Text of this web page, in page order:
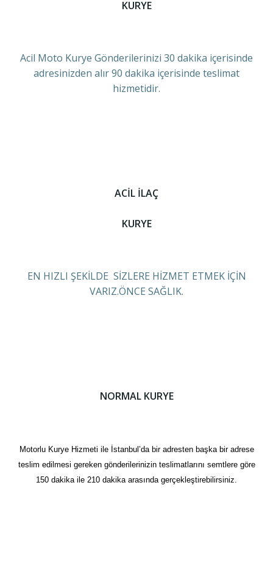
KURYE
Acil Moto Kurye Gönderilerinizi 30 dakika içerisinde
adresinizden alır 90 dakika içerisinde teslimat
hizmetidir.
ACİL İLAÇ
KURYE
EN HIZLI ŞEKİLDE SİZLERE HİZMET ETMEK İÇİN
VARIZ.ÖNCE SAĞLIK.
NORMAL KURYE
Motorlu Kurye Hizmeti ile İstanbul’da bir adresten başka bir adrese
teslim edilmesi gereken gönderilerinizin teslimatlarını semtlere göre
150 dakika ile 210 dakika arasında gerçekleştirebilirsiniz.